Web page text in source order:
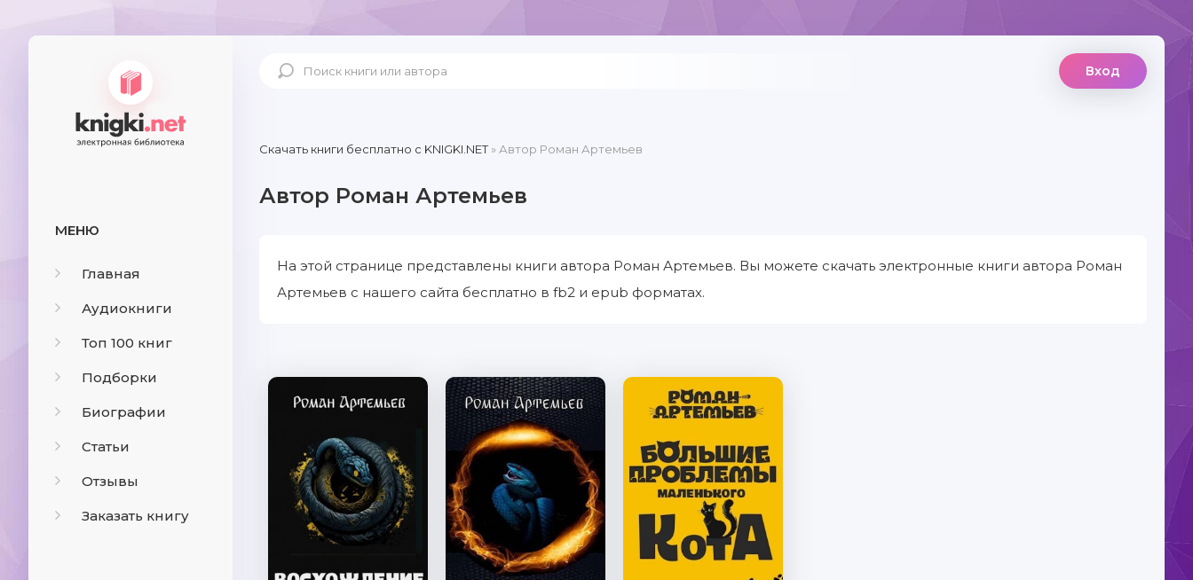
МЕНЮ
Главная
Аудиокниги
Топ 100 книг
Подборки
Биографии
Статьи
Отзывы
Заказать книгу
Вход
Скачать книги бесплатно c KNIGKI.NET» Автор Роман Артемьев
Автор Роман Артемьев
На этой странице представлены книги автора Роман Артемьев. Вы можете скачать электронные книги автора Роман
Артемьев с нашего сайта бесплатно в fb2 и epub форматах.